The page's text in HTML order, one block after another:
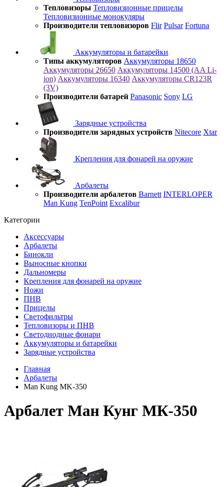
Тепловизоры Тепловизионные прицелы
Тепловизионные монокуляры
Производители тепловизоров Flir Pulsar Fortuna
Аккумуляторы и батарейки
Типы аккумуляторов Аккумуляторы 18650
Аккумуляторы 26650 Аккумуляторы 14500 (AA Li-
ion) Аккумуляторы 16340 Аккумуляторы CR123R
(3V)
Производители батарей Panasonic Sony LG
Зарядные устройства
Производители зарядных устройств Nitecore Xtar
Крепления для фонарей на оружие
Арбалеты
Производители арбалетов Barnett INTERLOPER
Man Kung TenPoint Excalibur
Категории
Аксессуары
Арбалеты
Бинокли
Выносные кнопки
Дальномеры
Крепления для фонарей на оружие
Ножи
ПНВ
Прицелы
Светофильтры
Тепловизоры и ПНВ
Светодиодные фонари
Аккумуляторы и батарейки
Зарядные устройства
Главная
Арбалеты
Man Kung MK-350
Арбалет Ман Кунг МК-350